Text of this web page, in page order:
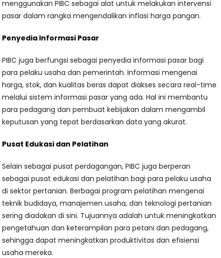
menggunakan PIBC sebagai alat untuk melakukan intervensi
pasar dalam rangka mengendalikan inflasi harga pangan.
Penyedia Informasi Pasar
PIBC juga berfungsi sebagai penyedia informasi pasar bagi
para pelaku usaha dan pemerintah. Informasi mengenai
harga, stok, dan kualitas beras dapat diakses secara real-time
melalui sistem informasi pasar yang ada. Hal ini membantu
para pedagang dan pembuat kebijakan dalam mengambil
keputusan yang tepat berdasarkan data yang akurat.
Pusat Edukasi dan Pelatihan
Selain sebagai pusat perdagangan, PIBC juga berperan
sebagai pusat edukasi dan pelatihan bagi para pelaku usaha
di sektor pertanian. Berbagai program pelatihan mengenai
teknik budidaya, manajemen usaha, dan teknologi pertanian
sering diadakan di sini. Tujuannya adalah untuk meningkatkan
pengetahuan dan keterampilan para petani dan pedagang,
sehingga dapat meningkatkan produktivitas dan efisiensi
usaha mereka.